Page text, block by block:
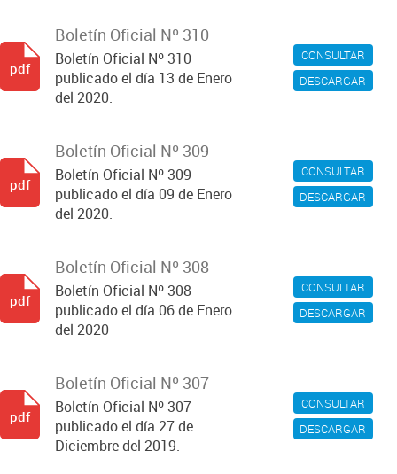
CONSULTAR
DESCARGAR
Boletín Oficial Nº 310
Boletín Oficial Nº 310
publicado el día 13 de Enero
del 2020.
pdf
CONSULTAR
DESCARGAR
Boletín Oficial Nº 309
Boletín Oficial Nº 309
publicado el día 09 de Enero
del 2020.
pdf
CONSULTAR
DESCARGAR
Boletín Oficial Nº 308
Boletín Oficial Nº 308
publicado el día 06 de Enero
del 2020
pdf
CONSULTAR
DESCARGAR
Boletín Oficial Nº 307
Boletín Oficial Nº 307
publicado el día 27 de
Diciembre del 2019.
pdf